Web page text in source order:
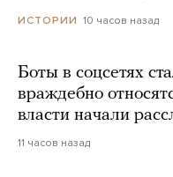
ИСТОРИИ 10 часов назад
Боты в соцсетях
враждебно
власти начали
11 часов назад